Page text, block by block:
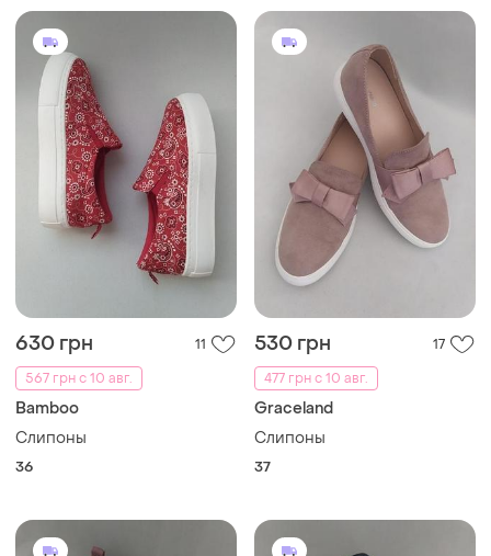
630 грн
11
567 грн с 10 авг.
Bamboo
Слипоны
36
530 грн
17
477 грн с 10 авг.
Graceland
Слипоны
37